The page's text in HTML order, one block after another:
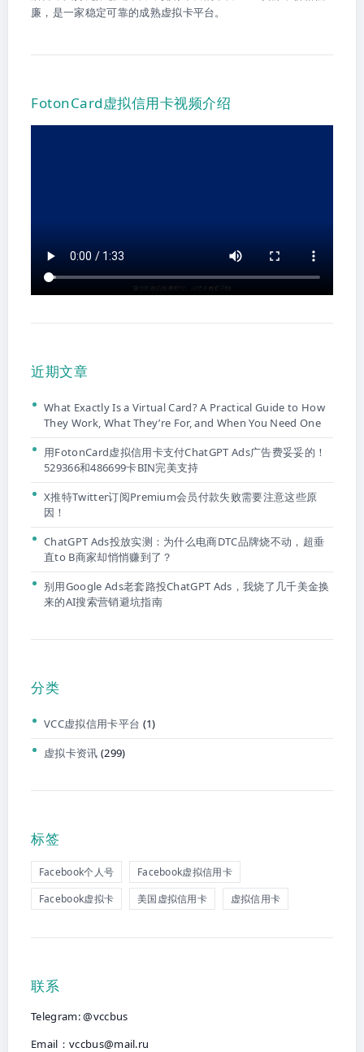
廉，是一家稳定可靠的成熟虚拟卡平台。
FotonCard虚拟信用卡视频介绍
近期文章
What Exactly Is a Virtual Card? A Practical Guide to How
They Work, What They’re For, and When You Need One
用FotonCard虚拟信用卡支付ChatGPT Ads广告费妥妥的！
529366和486699卡BIN完美支持
X推特Twitter订阅Premium会员付款失败需要注意这些原
因！
ChatGPT Ads投放实测：为什么电商DTC品牌烧不动，超垂
直to B商家却悄悄赚到了？
别用Google Ads老套路投ChatGPT Ads，我烧了几千美金换
来的AI搜索营销避坑指南
分类
VCC虚拟信用卡平台 (1)
虚拟卡资讯 (299)
标签
Facebook个人号
Facebook虚拟信用卡
Facebook虚拟卡
美国虚拟信用卡 虚拟信用卡
联系
Telegram: @vccbus
Email： vccbus@mail.ru